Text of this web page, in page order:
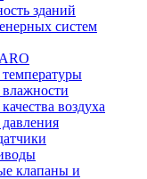
зданий
систем
воздуха
клапаны и